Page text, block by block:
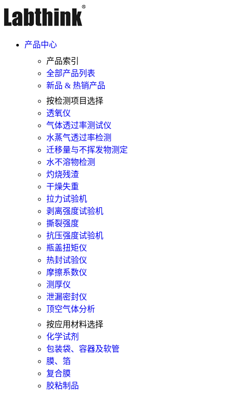
产品中心
产品索引
全部产品列表
新品 & 热销产品
按检测项目选择
透氧仪
气体透过率测试仪
水蒸气透过率检测
迁移量与不挥发物测定
水不溶物检测
灼烧残渣
干燥失重
拉力试验机
剥离强度试验机
撕裂强度
抗压强度试验机
瓶盖扭矩仪
热封试验仪
摩擦系数仪
测厚仪
泄漏密封仪
顶空气体分析
按应用材料选择
化学试剂
包装袋、容器及软管
膜、箔
复合膜
胶粘制品